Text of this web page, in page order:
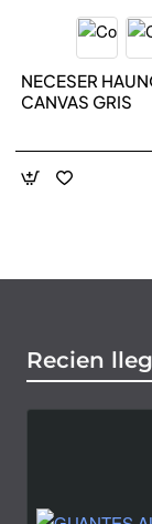
NEW IN
NECESER
CANVAS GRIS
Recien